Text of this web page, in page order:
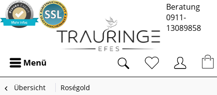
Beratung
0911-
13089858
Menü
Übersicht Roségold